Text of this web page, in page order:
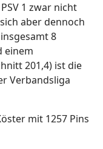
1 zwar nicht
aber dennoch
8
einem
201,4) ist die
Verbandsliga
mit 1257 Pins